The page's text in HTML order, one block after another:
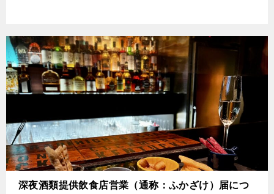
深夜酒類提供飲食店営業（通称：ふかざけ）届につ